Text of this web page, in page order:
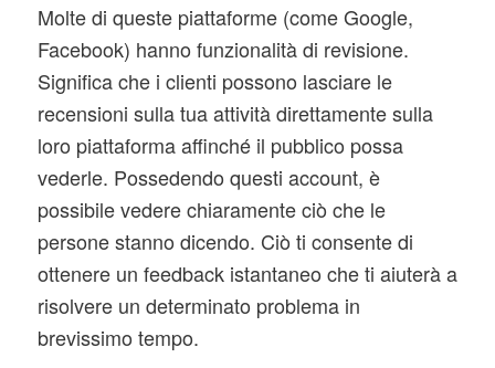
Molte di queste piattaforme (come Google,
Facebook) hanno funzionalità di revisione.
Significa che i clienti possono lasciare le
recensioni sulla tua attività direttamente sulla
loro piattaforma affinché il pubblico possa
vederle. Possedendo questi account, è
possibile vedere chiaramente ciò che le
persone stanno dicendo. Ciò ti consente di
ottenere un feedback istantaneo che ti aiuterà a
risolvere un determinato problema in
brevissimo tempo.